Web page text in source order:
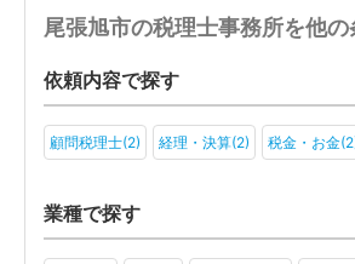
尾張旭市の税理士事務所を他
依頼内容で探す
顧問税理士(2) 経理・決算(2) 税金・お金
業種で探す